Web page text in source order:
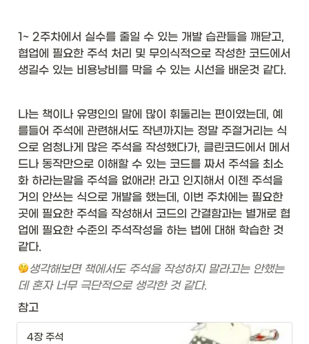
&
\t
ex
tb
문
용
어
}
&
\t
ex
tb
f{
예
}
&
\t
ex
tb
f{
아
이
1~ 2주차에서 실수를 줄일 수 있는 개발 습관들을 깨닫고,
협업에 필요한 주석 처리 및 무의식적으로 작성한 코드에서
생길수 있는 비용낭비를 막을 수 있는 시선을 배운것 같다.
나는 책이나 유명인의 말에 많이 휘둘리는 편이였는데, 예
를들어 주석에 관련해서도 작년까지는 정말 주절거리는 식
으로 엄청나게 많은 주석을 작성했다가, 클린코드에서 메서
드나 동작만으로 이해할 수 있는 코드를 짜서 주석을 최소
화 하라는말을 주석을 없애라! 라고 인지해서 이젠 주석을
거의 안쓰는 식으로 개발을 했는데, 이번 주차에는 필요한
곳에 필요한 주석을 작성해서 코드의 간결함과는 별개로 협
업에 필요한 수준의 주석작성을 하는 법에 대해 학습한 것
같다.
생각해보면 책에서도 주석을 작성하지 말라고는 안했는
데 혼자 너무 극단적으로 생각한 것 같다.
참고
4장 주석